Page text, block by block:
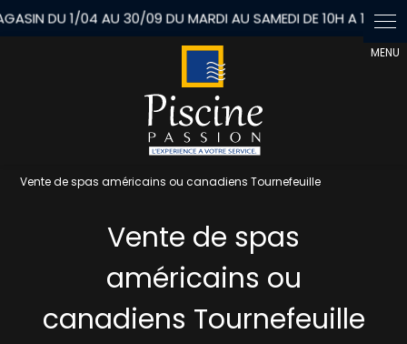
Vente de spas américains ou canadiens Tournefeuille
Vente de spas
américains ou
canadiens Tournefeuille
Panneau de gestion des cookies